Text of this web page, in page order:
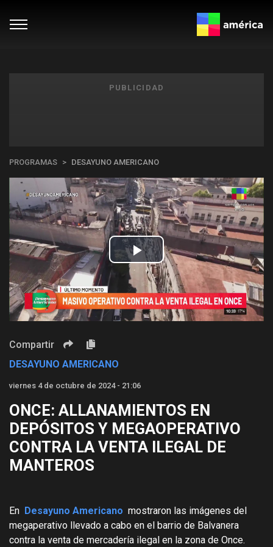
PUBLICIDAD
PROGRAMAS DESAYUNO AMERICANO
Play
Video
Compartir
DESAYUNO AMERICANO
viernes 4 de octubre de 2024 - 21:06
ONCE: ALLANAMIENTOS EN
DEPÓSITOS Y MEGAOPERATIVO
CONTRA LA VENTA ILEGAL DE
MANTEROS
En Desayuno Americano mostraron las imágenes del
megaperativo llevado a cabo en el barrio de Balvanera
contra la venta de mercadería ilegal en la zona de Once.